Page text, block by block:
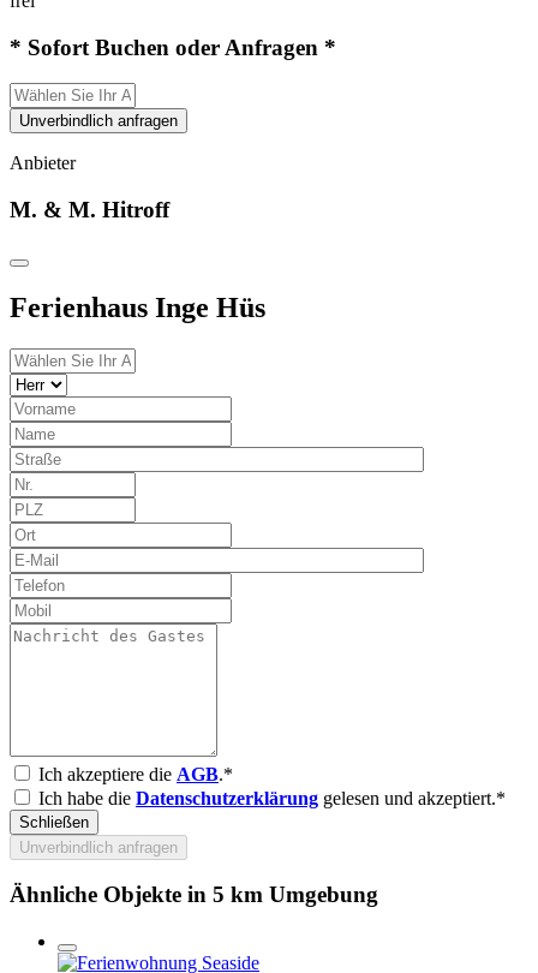
* Sofort Buchen oder Anfragen *
Unverbindlich anfragen
Anbieter
M. & M. Hitroff
Ferienhaus Inge Hüs
Ich akzeptiere die AGB.*
Ich habe die Datenschutzerklärung gelesen und akzeptiert.*
Schließen
Unverbindlich anfragen
Ähnliche Objekte in 5 km Umgebung